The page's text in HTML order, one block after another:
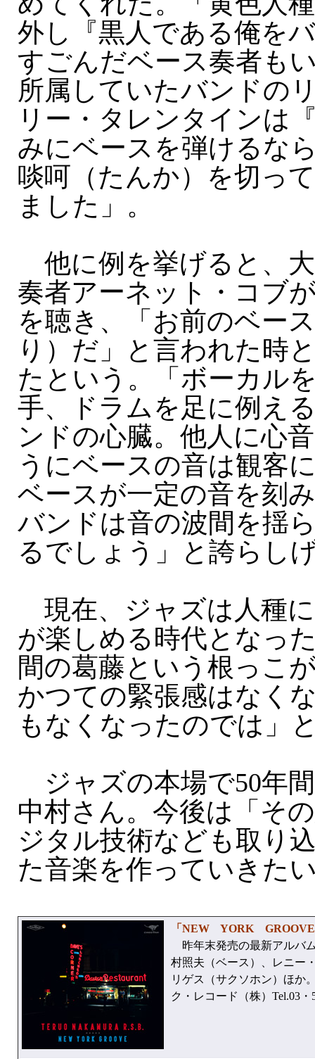
外し『黒人である俺を
すごんだベース奏者も
所属していたバンドの
リー・タレンタインは
みにベースを弾けるな
啖呵（たんか）を切っ
ました」。
他に例を挙げると、
奏者アーネット・コブ
を聴き、「お前のベー
り）だ」と言われた時
たという。「ボーカル
手、ドラムを足に例え
ンドの心臓。他人に心
うにベースの音は観客
ベースが一定の音を刻
バンドは音の波間を揺
るでしょう」と誇らし
現在、ジャズは人種
が楽しめる時代となっ
間の葛藤という根っこ
かつての緊張感はなく
もなくなったのでは」
ジャズの本場で50年
中村さん。今後は「そ
ジタル技術なども取り
た音楽を作っていきた
「NEW YORK GROOVE
昨年末発売の最新アルバ
村照夫（ベース）、レニー
リゲス（サクソホン）ほか
ク・レコード（株）Tel.03・